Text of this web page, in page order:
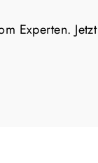
Experten.